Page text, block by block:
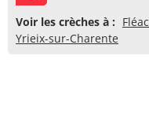
Voir les crèches à : Fléac
Yrieix-sur-Charente